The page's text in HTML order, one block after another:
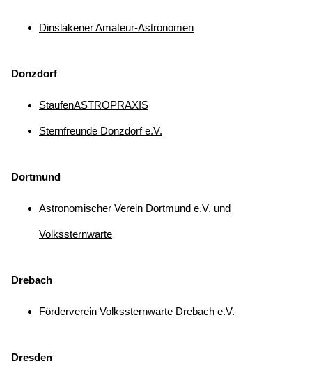
Dinslakener Amateur-Astronomen
Donzdorf
StaufenASTROPRAXIS
Sternfreunde Donzdorf e.V.
Dortmund
Astronomischer Verein Dortmund e.V. und
Volkssternwarte
Drebach
Förderverein Volkssternwarte Drebach e.V.
Dresden